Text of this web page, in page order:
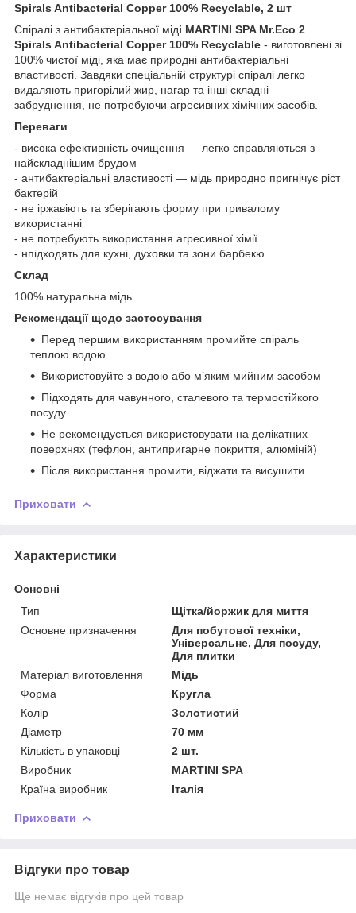
Spirals Antibacterial Copper 100% Recyclable, 2 шт
Спіралі з антибактеріальної міді MARTINI SPA Mr.Eco 2
Spirals Antibacterial Copper 100% Recyclable - виготовлені зі
100% чистої міді, яка має природні антибактеріальні
властивості. Завдяки спеціальній структурі спіралі легко
видаляють пригорілий жир, нагар та інші складні
забруднення, не потребуючи агресивних хімічних засобів.
Переваги
- висока ефективність очищення — легко справляються з
найскладнішим брудом
- антибактеріальні властивості — мідь природно пригнічує ріст
бактерій
- не іржавіють та зберігають форму при тривалому
використанні
- не потребують використання агресивної хімії
- нпідходять для кухні, духовки та зони барбекю
Склад
100% натуральна мідь
Рекомендації щодо застосування
Перед першим використанням промийте спіраль
теплою водою
Використовуйте з водою або м’яким мийним засобом
Підходять для чавунного, сталевого та термостійкого
посуду
Не рекомендується використовувати на делікатних
поверхнях (тефлон, антипригарне покриття, алюміній)
Після використання промити, віджати та висушити
Приховати
Характеристики
Основні
Тип
Щітка/йоржик для миття
Основне призначення
Для побутової техніки,
Універсальне, Для посуду,
Для плитки
Матеріал виготовлення
Мідь
Форма
Кругла
Колір
Золотистий
Діаметр
70 мм
Кількість в упаковці
2 шт.
Виробник
MARTINI SPA
Країна виробник
Італія
Приховати
Відгуки про товар
Ще немає відгуків про цей товар